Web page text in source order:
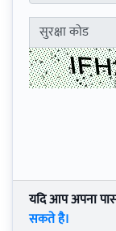
सुरक्षा कोड
यदि आप अपना
सकते है।